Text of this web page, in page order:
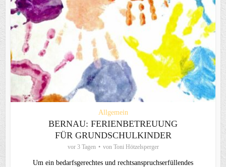
Allgemein
BERNAU: FERIENBETREUUNG
FÜR GRUNDSCHULKINDER
vor 3 Tagen von Toni Hötzelsperger
Um ein bedarfsgerechtes und rechtsanspruchserfüllendes